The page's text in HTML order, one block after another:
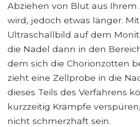
Abziehen von Blut aus
wird, jedoch etwas länger.
Ultraschallbild auf dem
die Nadel dann in den
dem sich die Chorionzotten
zieht eine Zellprobe in die
dieses Teils des Verfahrens
kurzzeitig Krämpfe
nicht schmerzhaft sein.